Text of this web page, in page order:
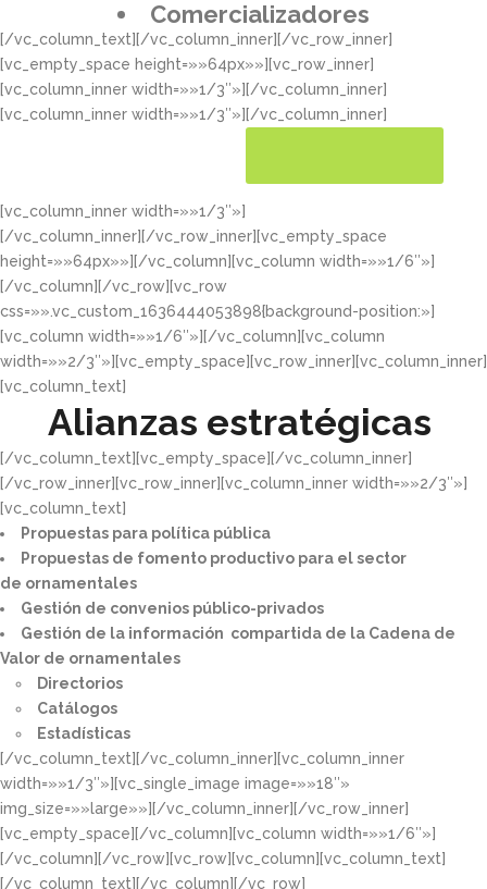
Comercializadores
[/vc_column_text][/vc_column_inner][/vc_row_inner]
[vc_empty_space height=»»64px»»][vc_row_inner]
[vc_column_inner width=»»1/3″»][/vc_column_inner]
[vc_column_inner width=»»1/3″»][/vc_column_inner]
[vc_column_inner width=»»1/3″»]
[/vc_column_inner][/vc_row_inner][vc_empty_space
height=»»64px»»][/vc_column][vc_column width=»»1/6″»]
[/vc_column][/vc_row][vc_row
css=»».vc_custom_1636444053898{background-position:»]
[vc_column width=»»1/6″»][/vc_column][vc_column
width=»»2/3″»][vc_empty_space][vc_row_inner][vc_column_inner]
[vc_column_text]
Alianzas estratégicas
[/vc_column_text][vc_empty_space][/vc_column_inner]
[/vc_row_inner][vc_row_inner][vc_column_inner width=»»2/3″»]
[vc_column_text]
Propuestas para política pública​
Propuestas de fomento productivo para el sector
de ornamentales​
Gestión de convenios público-privados​
Gestión de la información compartida de la Cadena de
Valor de ornamentales​
Directorios​
Catálogos​
Estadísticas
[/vc_column_text][/vc_column_inner][vc_column_inner
width=»»1/3″»][vc_single_image image=»»18″»
img_size=»»large»»][/vc_column_inner][/vc_row_inner]
[vc_empty_space][/vc_column][vc_column width=»»1/6″»]
[/vc_column][/vc_row][vc_row][vc_column][vc_column_text]
[/vc_column_text][/vc_column][/vc_row]